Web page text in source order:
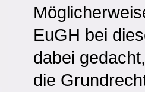
EuGH bei
dabei
die